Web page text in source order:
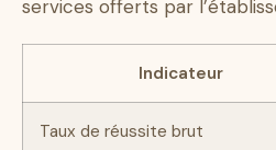
services offerts par
Indicateur
Taux de réussite brut